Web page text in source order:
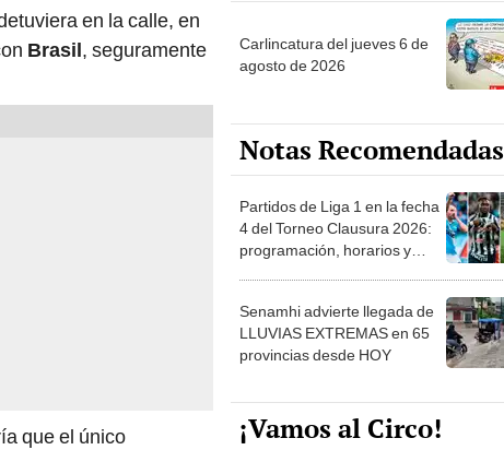
en la calle, en
Brasil, seguramente
que el único
Carlincatura del jueves 6 de
agosto de 2026
Notas Recomendadas
Partidos de Liga 1 en la fecha
4 del Torneo Clausura 2026:
programación, horarios y
Senamhi advierte llegada de
LLUVIAS EXTREMAS en 65
provincias desde HOY
¡Vamos al Circo!